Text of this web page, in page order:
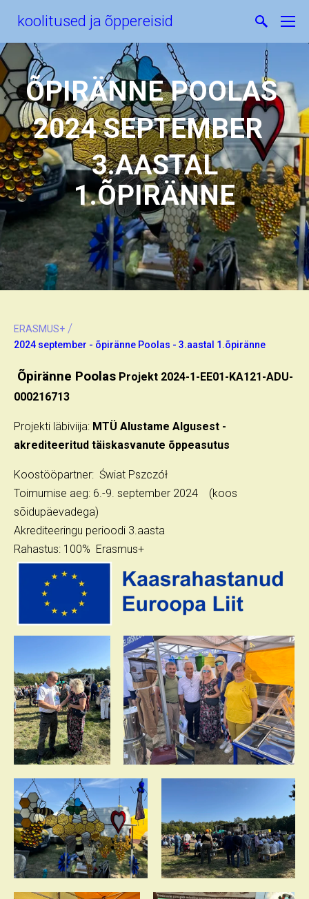
koolitused ja õppereisid
ÕPIRÄNNE POOLAS
2024 SEPTEMBER
3.AASTAL
1.ÕPIRÄNNE
ERASMUS+ /
2024 september - õpiränne Poolas - 3.aastal 1.õpiränne
Õpiränne Poolas Projekt 2024-1-EE01-KA121-ADU-
000216713
Projekti läbiviija: MTÜ Alustame Algusest -
akrediteeritud täiskasvanute õppeasutus
Koostööpartner: Świat Pszczół
Toimumise aeg: 6.-9. september 2024 (koos
sõidupäevadega)
Akrediteeringu perioodi 3.aasta
Rahastus: 100% Erasmus+